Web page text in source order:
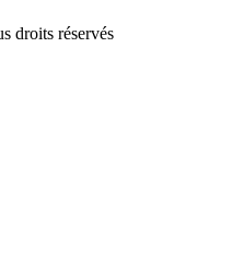
droits réservés